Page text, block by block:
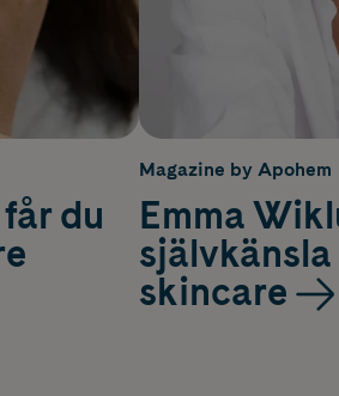
du
Magazine by Apohem
Emma
skincare